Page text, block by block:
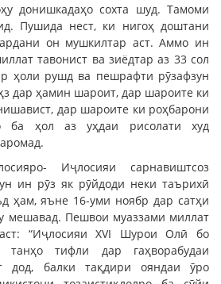
донишкадаҳо сохта шуд. Тамоми
Пушида нест, ки нигоҳ доштани
он мушкилтар аст. Аммо ин
тавонист ва зиёдтар аз 33 сол
ҳоли рушд ва пешрафти рӯзафзун
дар ҳамин шароит, дар шароите ки
дар шароите ки роҳбарони
ба ҳол аз уҳдаи рисолати худ
Иҷлосияи сарнавиштсоз
ин рӯз як рӯйдоди неки таърихӣ
ҳам, яъне 16-уми ноябр дар сатҳи
мешавад. Пешвои муаззами миллат
“Иҷлосияи ХVI Шурои Олӣ бо
тифли дар гаҳворабудаи
дод, балки тақдири ояндаи ӯро